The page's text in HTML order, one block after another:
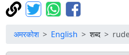
अमरकोश English शब्द